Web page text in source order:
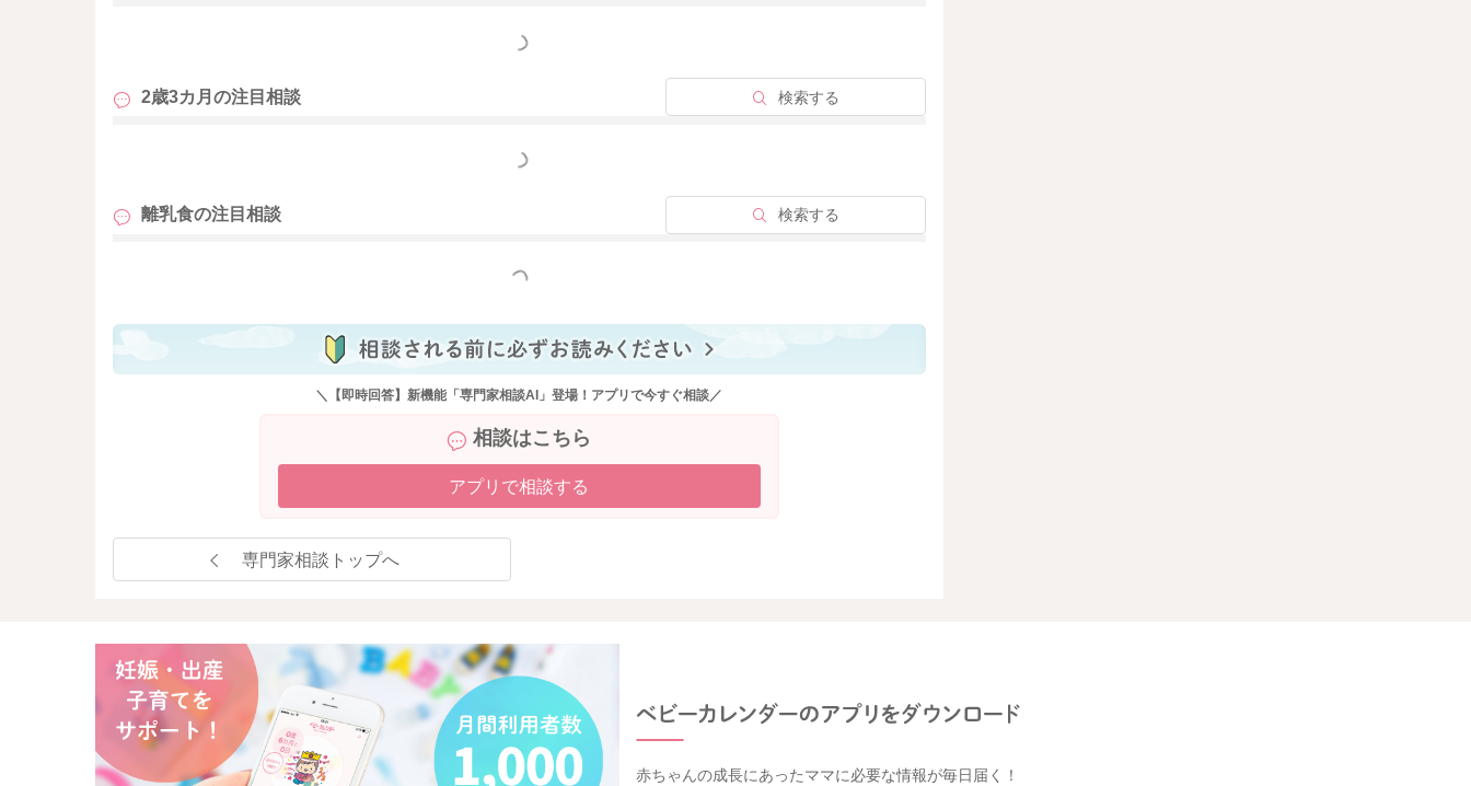
2022/3/5 21:17
もっと見る
2歳3カ月の注目相談 検索する
もっと見る
離乳食の注目相談 検索する
もっと見る
＼【即時回答】新機能「専門家相談AI」登場！アプリで今すぐ相談／
相談はこちら
アプリで相談する
専門家相談トップへ
赤ちゃんの成長にあったママに必要な情報が毎日届く！